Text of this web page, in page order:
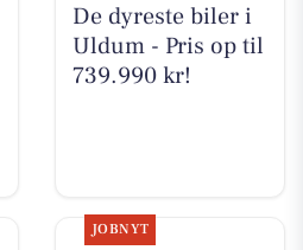
De dyreste biler i
Uldum - Pris op til
739.990 kr!
JOBNYT